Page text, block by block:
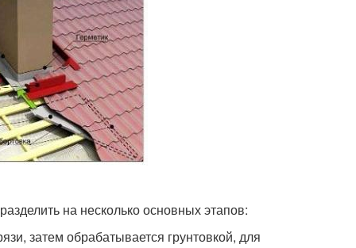
на несколько основных этапов:
затем обрабатывается грунтовкой, для